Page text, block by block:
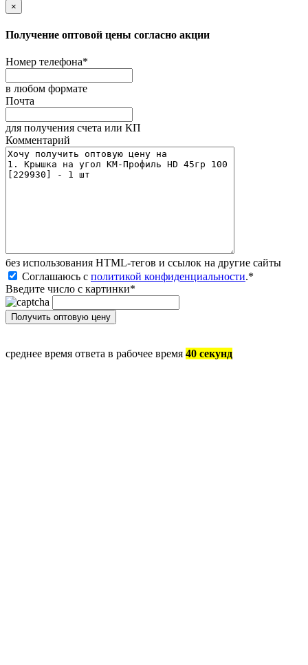
×
Получение оптовой цены согласно акции
Номер телефона*
в любом формате
Почта
для получения счета или КП
Комментарий
без иcпользования HTML-тегов и ссылок на другие сайты
Соглашаюсь с политикой конфиденциальности.*
Введите число с картинки*
среднее время ответа в рабочее время 40 секунд